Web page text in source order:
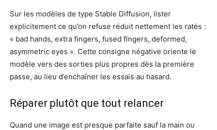
Sur les modèles de type Stable Diffusion, lister
explicitement ce qu’on refuse réduit nettement les ratés :
« bad hands, extra fingers, fused fingers, deformed,
asymmetric eyes ». Cette consigne négative oriente le
modèle vers des sorties plus propres dès la première
passe, au lieu d’enchaîner les essais au hasard.
Réparer plutôt que tout relancer
Quand une image est presque parfaite sauf la main ou